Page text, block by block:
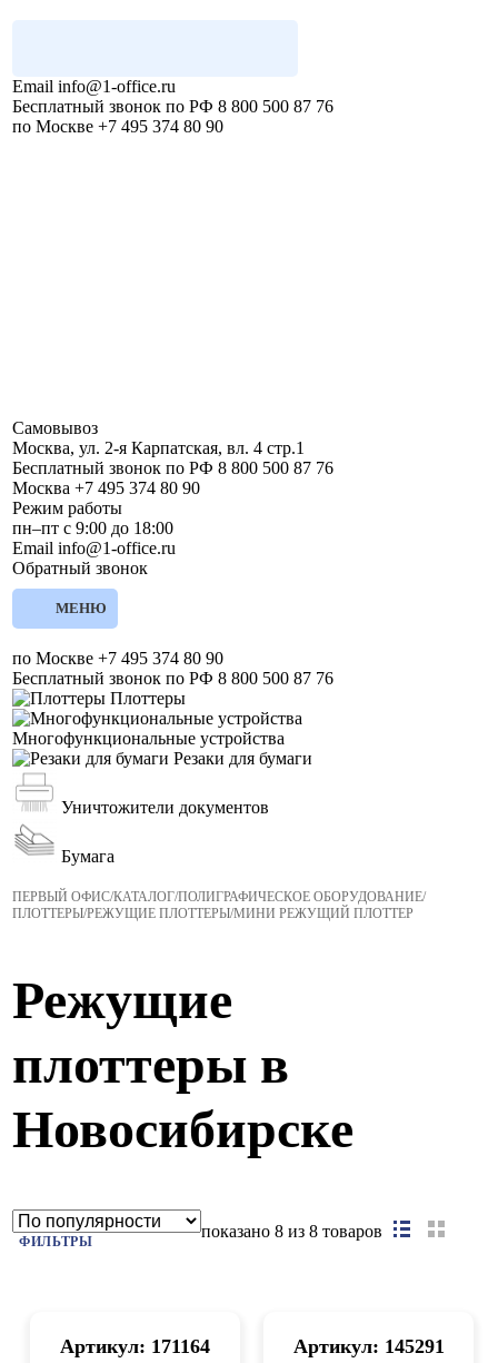
Email info@1-office.ru
Бесплатный звонок по РФ 8 800 500 87 76
по Москве +7 495 374 80 90
Самовывоз
Москва,ул. 2-я Карпатская, вл. 4 стр.1
Бесплатный звонок по РФ 8 800 500 87 76
Москва +7 495 374 80 90
Режим работы
пн–пт с 9:00 до 18:00
Email info@1-office.ru
Обратный звонок
МЕНЮ
по Москве +7 495 374 80 90
Бесплатный звонок по РФ 8 800 500 87 76
Плоттеры
Многофункциональные устройства
Резаки для бумаги
Уничтожители документов
Бумага
ПЕРВЫЙ ОФИС/КАТАЛОГ/ПОЛИГРАФИЧЕСКОЕ ОБОРУДОВАНИЕ/
ПЛОТТЕРЫ/РЕЖУЩИЕ ПЛОТТЕРЫ/МИНИ РЕЖУЩИЙ ПЛОТТЕР
Режущие
плоттеры в
Новосибирске
ФИЛЬТРЫ
показано8 из 8 товаров
Артикул: 171164 Артикул: 145291